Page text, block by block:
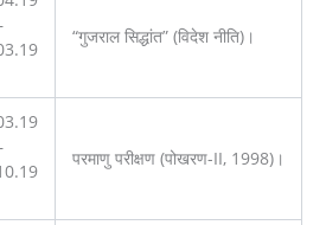
“गुजराल सिद्धांत” (विदेश नीति)।
परमाणु परीक्षण (पोखरण-II, 1998)।